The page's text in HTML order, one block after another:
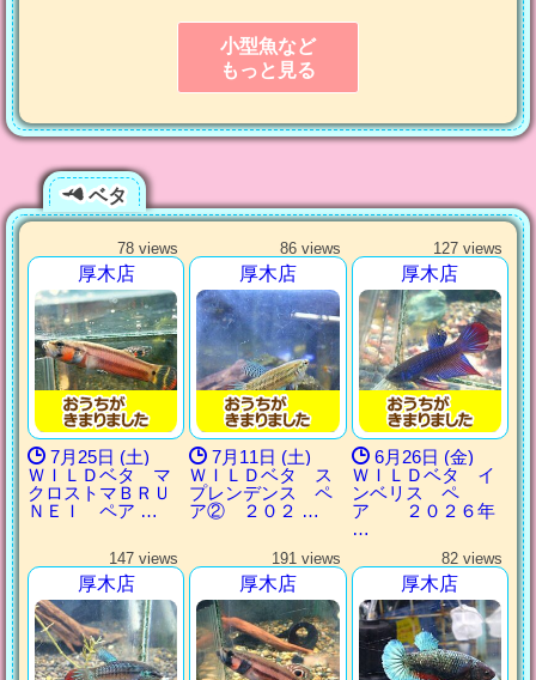
小型魚など
もっと見る
ベタ
78 views
厚木店
7月25日 (土)
ＷＩＬＤベタ マ
クロストマＢＲＵ
ＮＥＩ ペア …
86 views
厚木店
7月11日 (土)
ＷＩＬＤベタ ス
プレンデンス ペ
ア② ２０２ …
127 views
厚木店
6月26日 (金)
ＷＩＬＤベタ イ
ンベリス ペ
ア ２０２６年
…
147 views
厚木店
191 views
厚木店
82 views
厚木店